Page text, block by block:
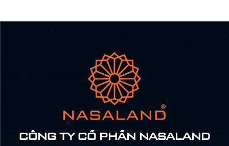
CÔNG TY CỔ PHẦN NASALAND